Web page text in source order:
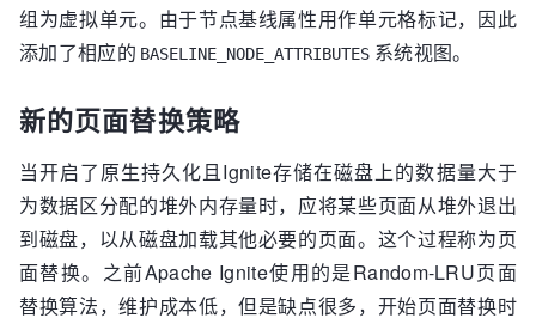
组为虚拟单元。由于节点基线属性用作单元格标记，因此
添加了相应的 BASELINE_NODE_ATTRIBUTES 系统视图。
新的页面替换策略
当开启了原生持久化且Ignite存储在磁盘上的数据量大于
为数据区分配的堆外内存量时，应将某些页面从堆外退出
到磁盘，以从磁盘加载其他必要的页面。这个过程称为页
面替换。之前Apache Ignite使用的是Random-LRU页面
替换算法，维护成本低，但是缺点很多，开始页面替换时